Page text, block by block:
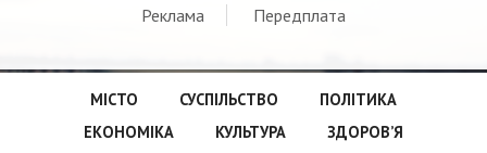
Реклама
Передплата
МІСТО СУСПІЛЬСТВО
ПОЛІТИКА
ЕКОНОМІКА
КУЛЬТУРА
ЗДОРОВ’Я